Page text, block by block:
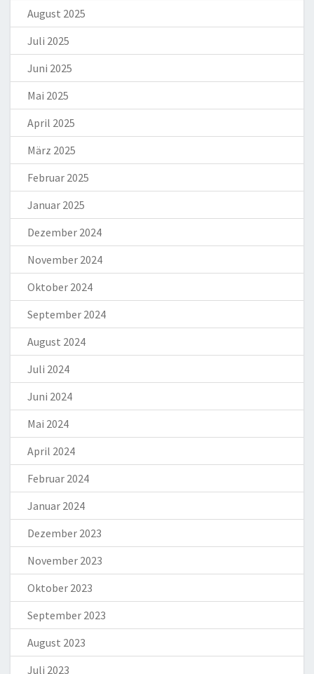
August 2025
Juli 2025
Juni 2025
Mai 2025
April 2025
März 2025
Februar 2025
Januar 2025
Dezember 2024
November 2024
Oktober 2024
September 2024
August 2024
Juli 2024
Juni 2024
Mai 2024
April 2024
Februar 2024
Januar 2024
Dezember 2023
November 2023
Oktober 2023
September 2023
August 2023
Juli 2023